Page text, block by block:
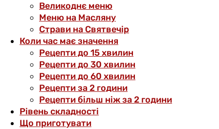
Великоднє меню
Меню на Масляну
Страви на Святвечір
Коли час має значення
Рецепти до 15 хвилин
Рецепти до 30 хвилин
Рецепти до 60 хвилин
Рецепти за 2 години
Рецепти більш ніж за 2 години
Рівень складності
Що приготувати